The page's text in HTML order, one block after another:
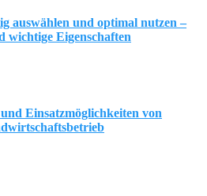
auswählen und optimal nutzen –
wichtige Eigenschaften
Einsatzmöglichkeiten von